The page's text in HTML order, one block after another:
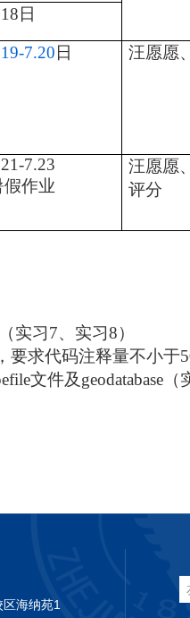
日
7.20 日 汪愿愿
7.23
假作业
汪愿愿
评分
实习7、实习8）
，要求代码注释量不小于
文件及geodatabase （
海纳苑1